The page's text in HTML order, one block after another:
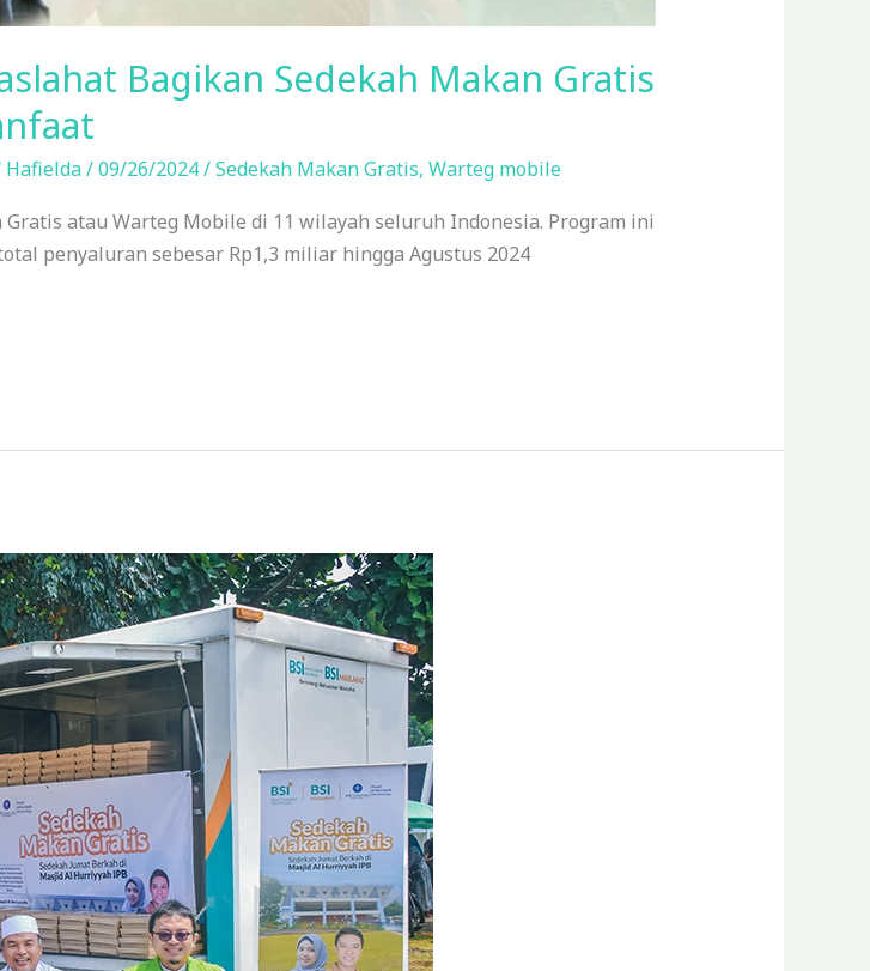
Bagikan Sedekah Makan Gratis
Hafielda/09/26/2024/Sedekah Makan Gratis, Warteg mobile
atau Warteg Mobile di 11 wilayah seluruh Indonesia. Program ini
penyaluran sebesar Rp1,3 miliar hingga Agustus 2024